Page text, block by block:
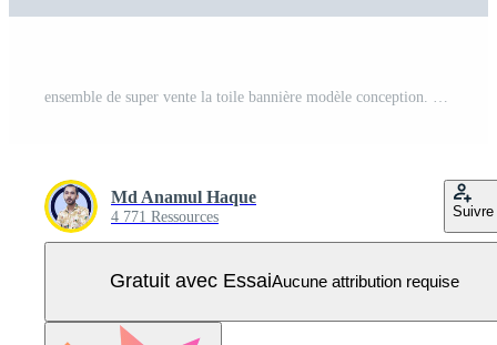
Md Anamul Haque
4 771 Ressources Suivre
Gratuit avec EssaiAucune attribution requise